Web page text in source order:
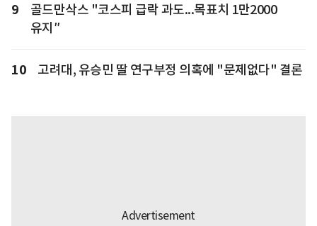
9
골드만삭스 "코스피 급락 과도...목표치 1만2000
유지″
10 고려대, 유승민 딸 연구부정 의혹에 "문제없다" 결론